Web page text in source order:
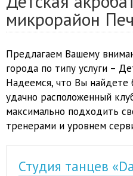
микрорайон
Предлагаем Вашему
города по типу услуги –
Надеемся, что Вы найдете
удачно расположенный
максимально подходить
тренерами и уровнем
Студия танцев